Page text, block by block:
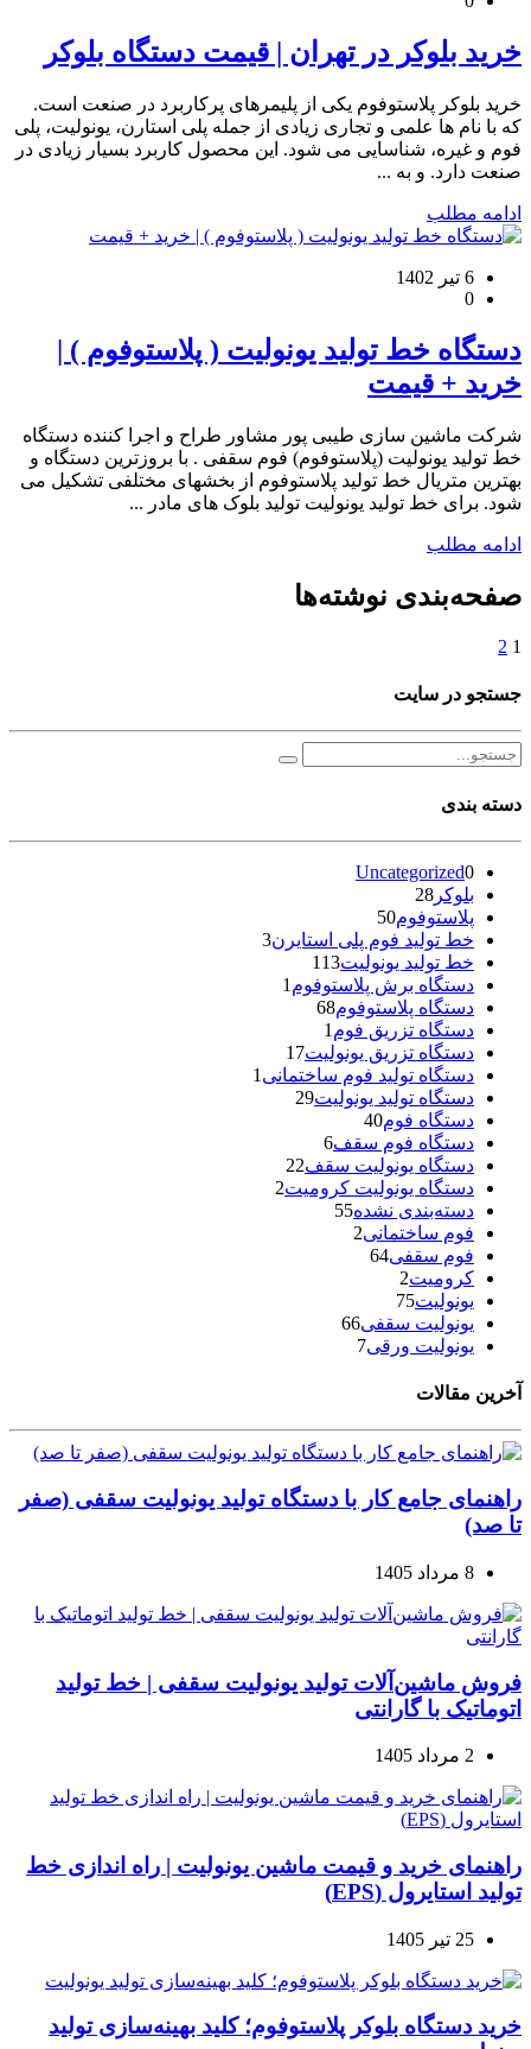
خرید بلوکر در تهران | قیمت دستگاه بلوکر
خرید بلوکر پلاستوفوم یکی از پلیمرهای پرکاربرد در صنعت است.
که با نام ها علمی و تجاری زیادی از جمله پلی استارن، یونولیت، پلی
فوم و غیره، شناسایی می شود. این محصول کاربرد بسیار زیادی در
صنعت دارد. و به ...
ادامه مطلب
6 تیر 1402
0
دستگاه خط تولید یونولیت ( پلاستوفوم ) |
خرید + قیمت
شرکت ماشین سازی طیبی پور مشاور طراح و اجرا کننده دستگاه
خط تولید یونولیت (پلاستوفوم) فوم سقفی . با بروزترین دستگاه و
بهترین متریال خط تولید پلاستوفوم از بخشهای مختلفی تشکیل می
شود. برای خط تولید یونولیت تولید بلوک های مادر ...
ادامه مطلب
صفحه‌بندی نوشته‌ها
1
2
جستجو در سایت
دسته بندی
Uncategorized0
بلوکر 28
پلاستوفوم50
خط تولید فوم پلی استایرن3
خط تولید یونولیت113
دستگاه برش پلاستوفوم 1
دستگاه پلاستوفوم68
دستگاه تزریق فوم 1
دستگاه تزریق یونولیت17
دستگاه تولید فوم ساختمانی 1
دستگاه تولید یونولیت29
دستگاه فوم40
دستگاه فوم سقف6
دستگاه یونولیت سقف22
دستگاه یونولیت کرومیت2
دسته‌بندی نشده55
فوم ساختمانی2
فوم سقفی64
کرومیت2
یونولیت75
یونولیت سقفی66
یونولیت ورقی7
آخرین مقالات
راهنمای جامع کار با دستگاه تولید یونولیت سقفی (صفر
تا صد)
8 مرداد 1405
فروش ماشین‌آلات تولید یونولیت سقفی | خط تولید
اتوماتیک با گارانتی
2 مرداد 1405
راهنمای خرید و قیمت ماشین یونولیت | راه اندازی خط
تولید استایرول (EPS)
25 تیر 1405
خرید دستگاه بلوکر پلاستوفوم؛ کلید بهینه‌سازی تولید